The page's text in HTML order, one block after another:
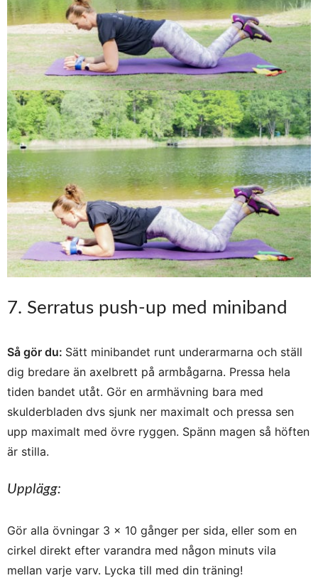
7. Serratus push-up med miniband
Så gör du: Sätt minibandet runt underarmarna och ställ
dig bredare än axelbrett på armbågarna. Pressa hela
tiden bandet utåt. Gör en armhävning bara med
skulderbladen dvs sjunk ner maximalt och pressa sen
upp maximalt med övre ryggen. Spänn magen så höften
är stilla.
Upplägg:
Gör alla övningar 3 x 10 gånger per sida, eller som en
cirkel direkt efter varandra med någon minuts vila
mellan varje varv. Lycka till med din träning!